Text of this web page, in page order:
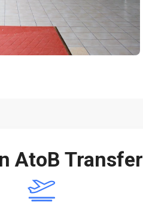
AtoB Transfer